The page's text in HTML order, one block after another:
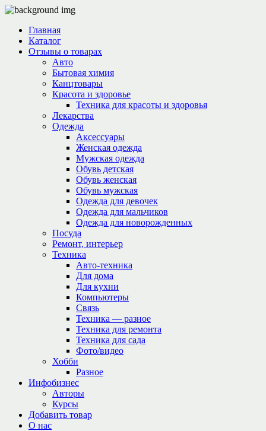
Главная
Каталог
Отзывы о товарах
Авто
Бытовая химия
Канцтовары
Красота и здоровье
Техника для красоты и здоровья
Лекарства
Одежда
Аксессуары
Женская одежда
Мужская одежда
Обувь детская
Обувь женская
Обувь мужская
Одежда для девочек
Одежда для мальчиков
Одежда для новорожденных
Посуда
Ремонт, интерьер
Техника
Авто-техника
Для дома
Для кухни
Компьютеры
Связь
Техника — разное
Техника для ремонта
Техника для сада
Фото/видео
Хобби
Разное
Инфобизнес
Авторы
Курсы
Добавить товар
О нас